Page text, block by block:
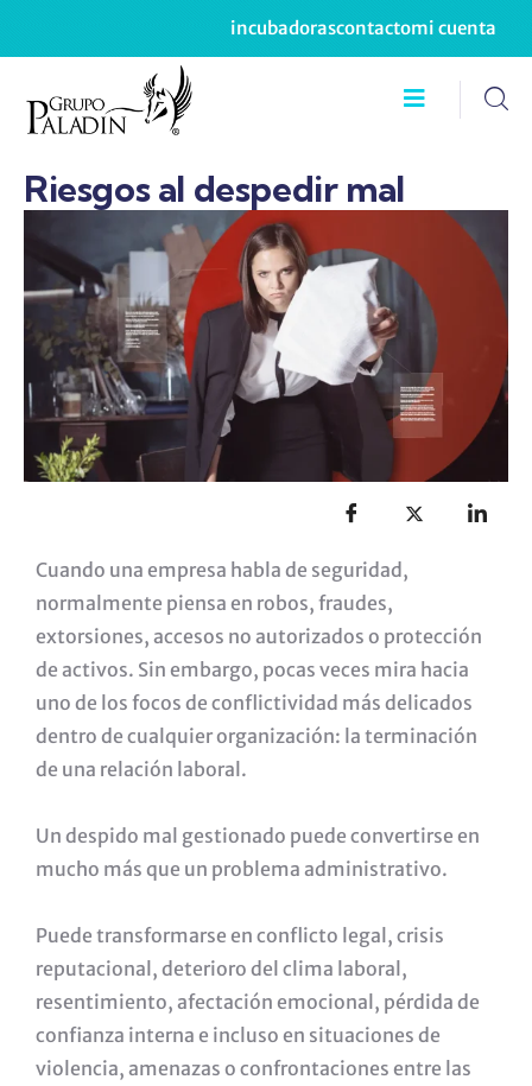
incubadorascontactomi cuenta
Riesgos al despedir mal
Cuando una empresa habla de seguridad,
normalmente piensa en robos, fraudes,
extorsiones, accesos no autorizados o protección
de activos. Sin embargo, pocas veces mira hacia
uno de los focos de conflictividad más delicados
dentro de cualquier organización: la terminación
de una relación laboral.
Un despido mal gestionado puede convertirse en
mucho más que un problema administrativo.
Puede transformarse en conflicto legal, crisis
reputacional, deterioro del clima laboral,
resentimiento, afectación emocional, pérdida de
confianza interna e incluso en situaciones de
violencia, amenazas o confrontaciones entre las